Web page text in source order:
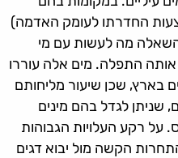
החדרתו לעומק האדמה)
מה לעשות עם מי
התפלה. מים אלה עוררו
בארץ, שכן שיעור מליחותם
שניתן לגדל בהם מינים
על רקע העלויות הגבוהות
הקשה מול יבוא דגים